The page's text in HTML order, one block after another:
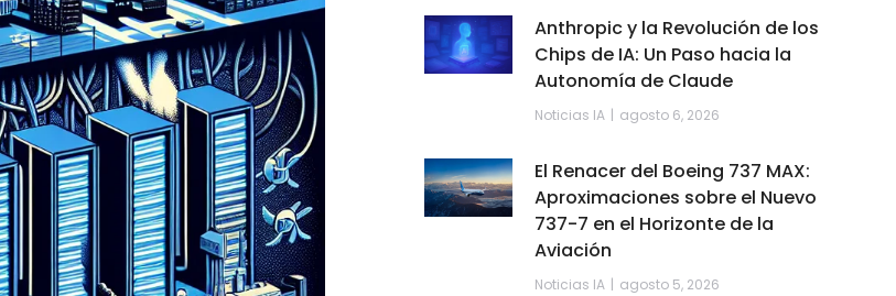
Anthropic y la Revolución de los
Chips de IA: Un Paso hacia la
Autonomía de Claude
Noticias IA agosto 6, 2026
El Renacer del Boeing 737 MAX:
Aproximaciones sobre el Nuevo
737-7 en el Horizonte de la
Aviación
Noticias IA agosto 5, 2026